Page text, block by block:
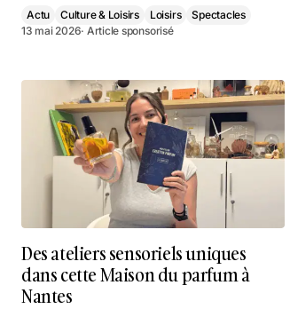
Actu Culture & Loisirs Loisirs
Spectacles
13 mai 2026· Article sponsorisé
Des ateliers sensoriels uniques
dans cette Maison du parfum à
Nantes